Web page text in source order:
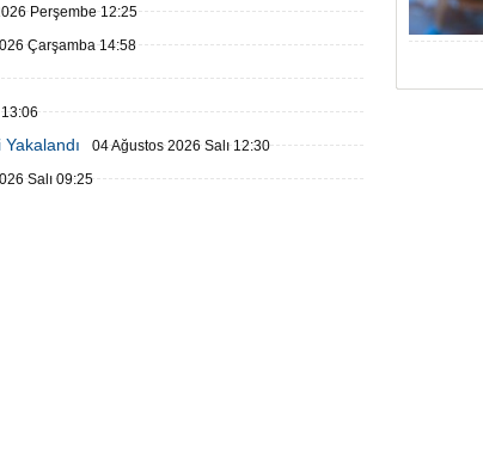
Perşembe 12:25
Çarşamba 14:58
04 Ağustos 2026 Salı 12:30
Salı 09:25